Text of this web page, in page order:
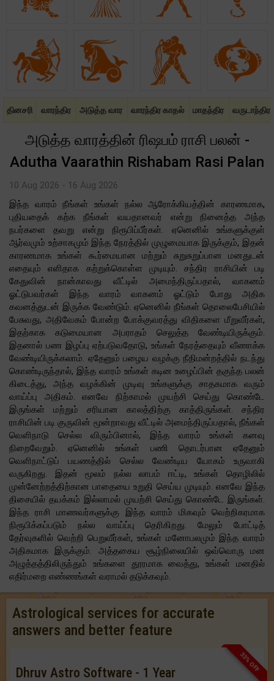
தினசரி வாரந்திர அடுத்த வார வாரந்திர காதல் மாதந்திர வருடாந்திர
அடுத்த வாரத்தின் ரிஷபம் ராசி பலன் -
Adutha Vaarathin Rishabam Rasi Palan
10 Aug 2026 - 16 Aug 2026
இந்த வாரம் நீங்கள் உங்கள் நல்ல ஆரோக்கியத்தின் காரணமாக,
புதியதைக் கற்க நீங்கள் வயதானவர் என்று நினைத்த அந்த
நபர்களை தவறு என்று நிரூபிப்பீர்கள். ஏனெனில் உங்களுக்குள்
ஆர்வமும் உற்சாகமும் இந்த நேரத்தில் முழுமையாக இருக்கும், இதன்
காரணமாக உங்கள் கூர்மையான மற்றும் சுறுசுறுப்பான மனதுடன்
எதையும் எளிதாக கற்றுக்கொள்ள முடியும். சந்திர ராசியின் படி
கேதுவின் நான்காவது வீட்டில் அமைந்திருப்பதால், வாகனம்
ஓட்டுபவர்கள் இந்த வாரம் வாகனம் ஓட்டும் போது அதிக
கவனத்துடன் இருக்க வேண்டும். ஏனெனில் நீங்கள் தொலைபேசியில்
பேசுவது, அதிவேகம் போன்ற போக்குவரத்து விதிகளை மீறுவீர்கள்,
இதற்காக கடுமையான அபராதம் செலுத்த வேண்டியிருக்கும்.
இதனால் பண இழப்பு ஏற்படுவதோடு, உங்கள் நேரத்தையும் வீணாக்க
வேண்டியிருக்கலாம். ஏதேனும் பழைய வழக்கு நீதிமன்றத்தில் நடந்து
கொண்டிருந்தால், இந்த வாரம் உங்கள் கடின உழைப்பின் தகுந்த பலன்
கிடைத்து, அந்த வழக்கின் முடிவு உங்களுக்கு சாதகமாக வரும்
வாய்ப்பு அதிகம். எனவே நிற்காமல் முயற்சி செய்து கொண்டே
இருங்கள் மற்றும் சரியான காலத்திற்கு காத்திருங்கள். சந்திர
ராசியின் படி குருவின் மூன்றாவது வீட்டில் அமைந்திருப்பதால், நீங்கள்
வெளிநாடு செல்ல விரும்பினால், இந்த வாரம் உங்கள் கனவு
நிறைவேறும். ஏனெனில் உங்கள் பணி தொடர்பான ஏதேனும்
வெளிநாட்டுப் பயணத்தில் செல்ல வேண்டிய யோகம் உருவாகி
வருகிறது. இதன் மூலம் நல்ல லாபம் ஈட்டி, உங்கள் தொழிலில்
முன்னேற்றத்திற்கான பாதையை உறுதி செய்ய முடியும். எனவே இந்த
திசையில் தயக்கம் இல்லாமல் முயற்சி செய்து கொண்டே இருங்கள்.
இந்த ராசி மாணவர்களுக்கு இந்த வாரம் மிகவும் வெற்றிகரமாக
நிரூபிக்கப்படும் நல்ல வாய்ப்பு தெரிகிறது. மேலும் போட்டித்
தேர்வுகளில் வெற்றி பெறுவீர்கள், உங்கள் மனோபலமும் இந்த வாரம்
அதிகமாக இருக்கும். அத்தகைய சூழ்நிலையில் ஒவ்வொரு மன
அழுத்தத்திலிருந்தும் உங்களை தூரமாக வைத்து, உங்கள் மனதில்
எதிர்மறை எண்ணங்கள் வராமல் தடுக்கவும்.
Astrological services for accurate
answers and better feature
33% OFF
Dhruv Astro Software - 1 Year